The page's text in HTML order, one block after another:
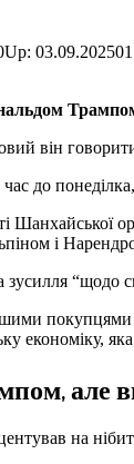
Up: 03.09.2025
він
до
Шанхайської
і
зусилля “щодо
економіку,
але
на